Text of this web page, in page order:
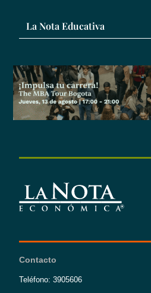
La Nota Educativa
Contacto
Teléfono: 3905606